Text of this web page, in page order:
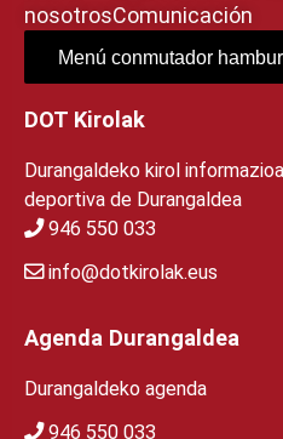
nosotrosComunicación
Menú conmutador
DOT Kirolak
Durangaldeko kirol
deportiva de Durangaldea
946 550 033
info@dotkirolak.eus
Agenda Durangaldea
Durangaldeko agenda
946 550 033